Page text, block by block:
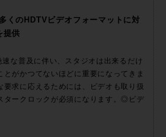
くのHDTVビデオフォーマットに対
提供
な普及に伴い、スタジオは出来るだけ
とがかつてないほどに重要になってきま
要求に応えるためには、ビデオも取り扱
タークロックが必須になります。◎ビデ